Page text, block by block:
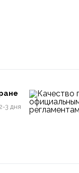
3 дня